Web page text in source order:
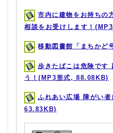
市内に建物をお持ちの
相談をお受けします！
移動図書館「まちか
歩きたばこは危険です
う！(MP3形式, 88.08KB)
ふれあい広場 障がい
63.83KB)